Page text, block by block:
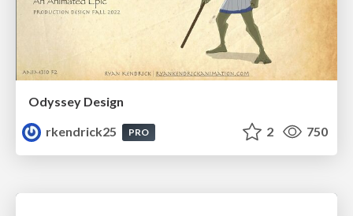
Odyssey Design
rkendrick25
PRO 2 750